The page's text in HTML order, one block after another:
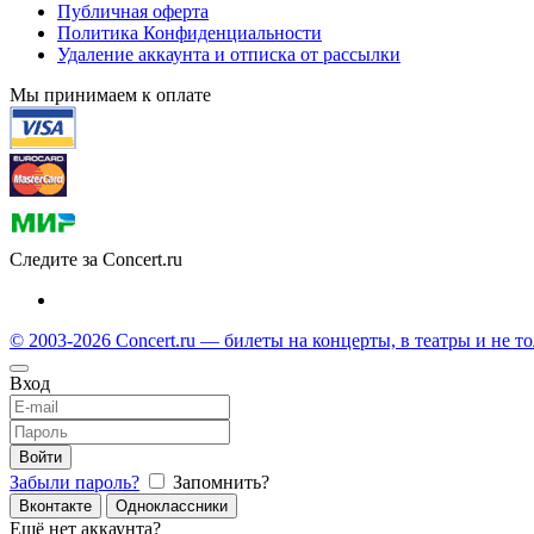
Публичная оферта
Политика Конфиденциальности
Удаление аккаунта и отписка от рассылки
Мы принимаем к оплате
Следите за Concert.ru
© 2003-2026 Concert.ru — билеты на концерты, в театры и не
Вход
Войти
Забыли пароль? Запомнить?
Вконтакте Одноклассники
Ещё нет аккаунта?